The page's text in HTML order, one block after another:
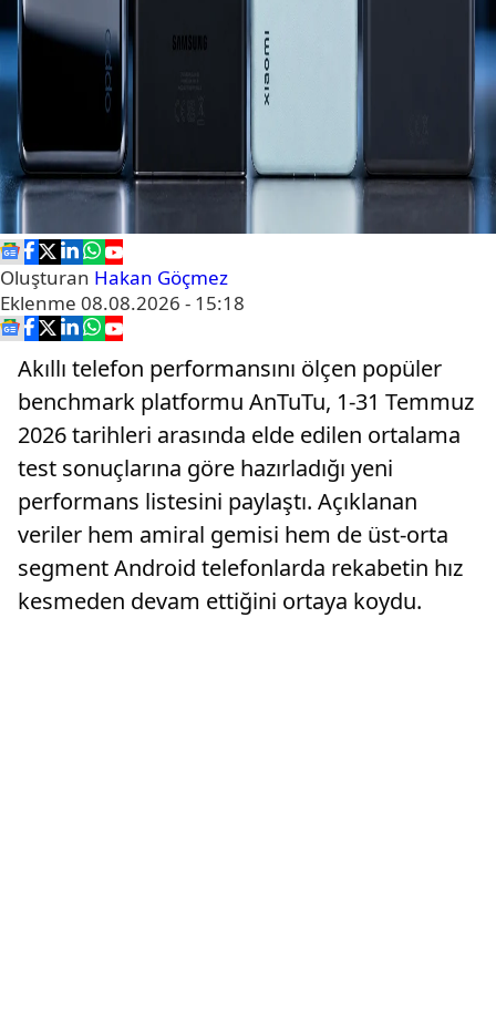
Oluşturan Hakan Göçmez
Eklenme 08.08.2026 - 15:18
Akıllı telefon performansını ölçen popüler
benchmark platformu AnTuTu, 1-31 Temmuz
2026 tarihleri arasında elde edilen ortalama
test sonuçlarına göre hazırladığı yeni
performans listesini paylaştı. Açıklanan
veriler hem amiral gemisi hem de üst-orta
segment Android telefonlarda rekabetin hız
kesmeden devam ettiğini ortaya koydu.